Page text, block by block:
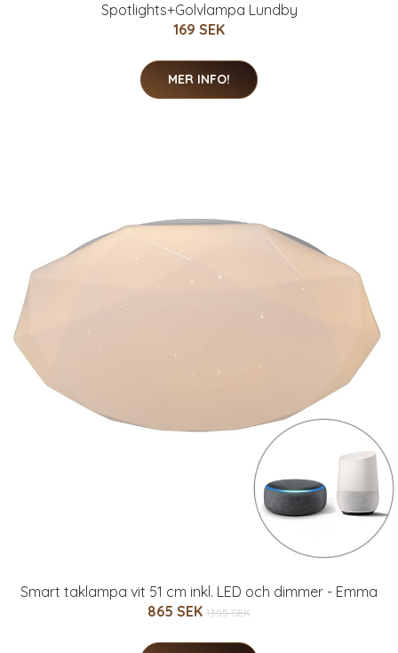
Spotlights+Golvlampa Lundby
169 SEK
MER INFO!
Smart taklampa vit 51 cm inkl. LED och dimmer - Emma
865 SEK 1355 SEK